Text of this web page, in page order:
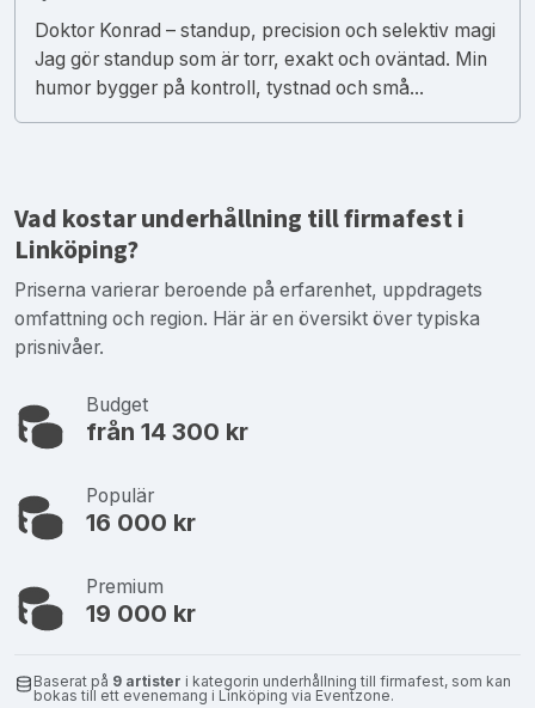
Doktor Konrad – standup, precision och selektiv magi
Jag gör standup som är torr, exakt och oväntad. Min
humor bygger på kontroll, tystnad och små...
Vad kostar underhållning till firmafest i
Linköping?
Priserna varierar beroende på erfarenhet, uppdragets
omfattning och region. Här är en översikt över typiska
prisnivåer.
Budget
från 14 300 kr
Populär
16 000 kr
Premium
19 000 kr
Baserat på 9 artister i kategorin underhållning till firmafest, som kan
bokas till ett evenemang i Linköping via Eventzone.